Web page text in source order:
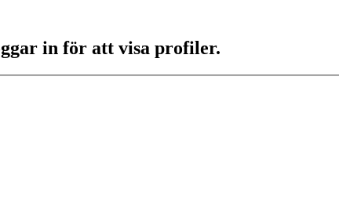
in för att visa profiler.